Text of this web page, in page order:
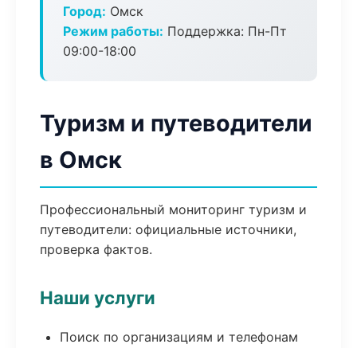
Город: Омск
Режим работы: Поддержка: Пн-Пт
09:00-18:00
Туризм и путеводители
в Омск
Профессиональный мониторинг туризм и
путеводители: официальные источники,
проверка фактов.
Наши услуги
Поиск по организациям и телефонам